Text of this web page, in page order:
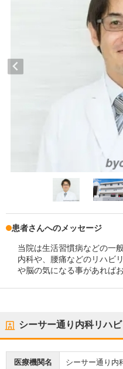
患者さんへのメッセージ
当院は生活習慣病などの一
内科や、腰痛などのリハビ
や脳の気になる事があれば
シーサー通り内科リハ
医療機関名 シーサー通り内